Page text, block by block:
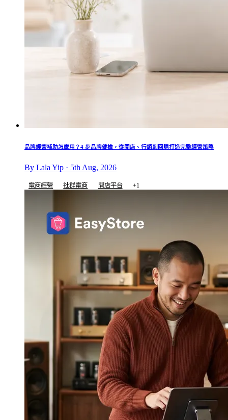
品牌經營補助怎麼用？4 步品牌健檢，從開店、行銷到回購打造完整經營策略
By Lala Yip · 5th Aug, 2026
電商經營 社群電商 開店平台 +1